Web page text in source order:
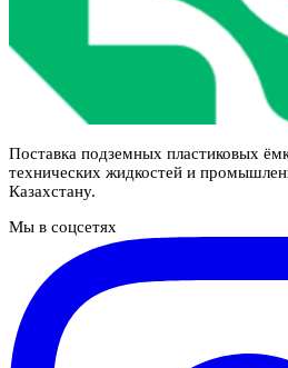
Поставка подземных пластиковых
технических жидкостей и
Казахстану.
Мы в соцсетях